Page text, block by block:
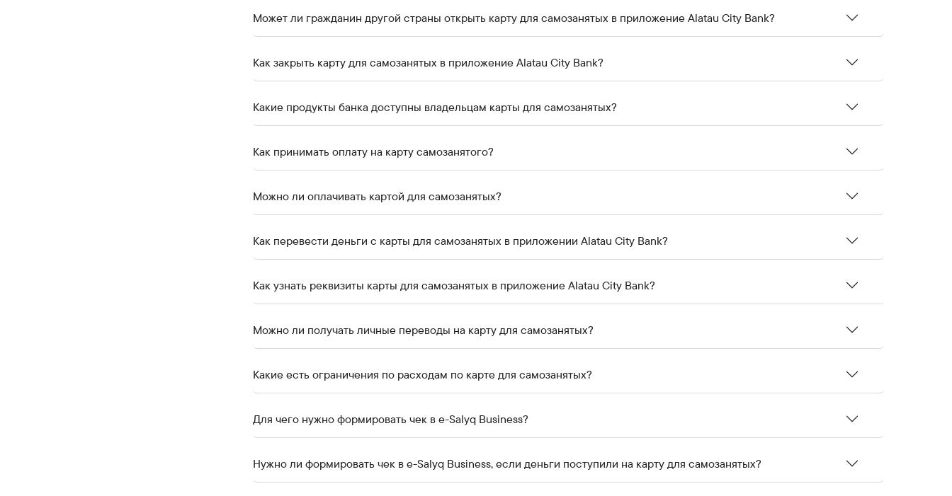
Может ли гражданин другой страны открыть карту для самозанятых в приложение Alatau City Bank?
Как закрыть карту для самозанятых в приложение Alatau City Bank?
Какие продукты банка доступны владельцам карты для самозанятых?
Как принимать оплату на карту самозанятого?
Можно ли оплачивать картой для самозанятых?
Как перевести деньги с карты для самозанятых в приложении Alatau City Bank?
Как узнать реквизиты карты для самозанятых в приложение Alatau City Bank?
Можно ли получать личные переводы на карту для самозанятых?
Какие есть ограничения по расходам по карте для самозанятых?
Для чего нужно формировать чек в e-Salyq Business?
Нужно ли формировать чек в e-Salyq Business, если деньги поступили на карту для самозанятых?